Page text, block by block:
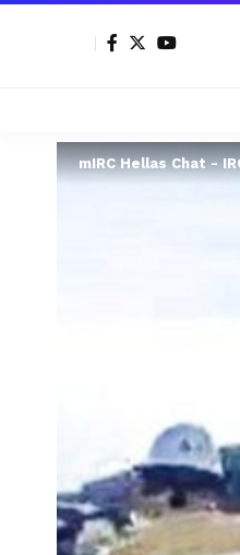
mIRC Hellas Chat - IRC